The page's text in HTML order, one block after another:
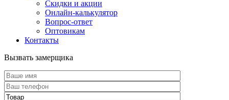
Скидки и акции
Онлайн-калькулятор
Вопрос-ответ
Оптовикам
Контакты
Вызвать замерщика